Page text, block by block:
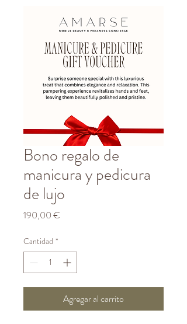
Bono regalo de
manicura y pedicura
de lujo
190,00 €
Cantidad *
Agregar al carrito